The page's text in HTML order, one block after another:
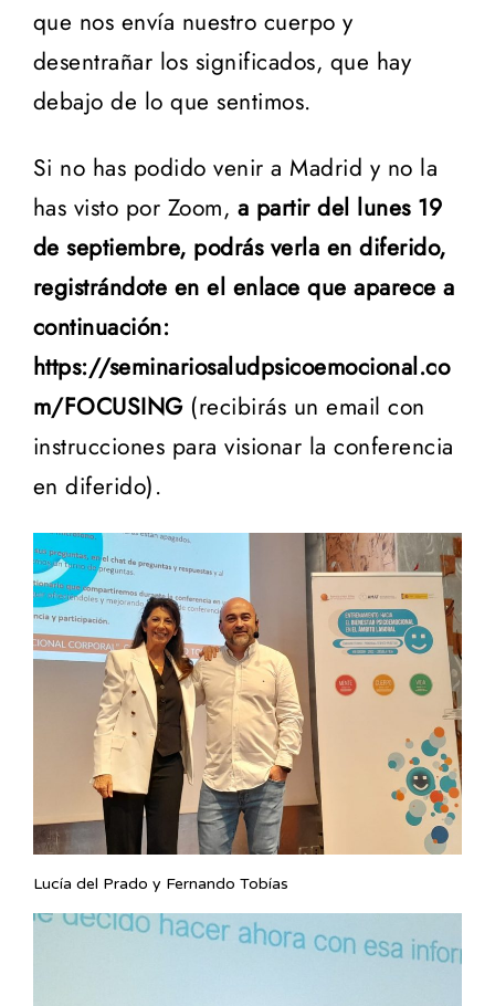
que nos envía nuestro cuerpo y
desentrañar los significados, que hay
debajo de lo que sentimos.
Si no has podido venir a Madrid y no la
has visto por Zoom, a partir del lunes 19
de septiembre, podrás verla en diferido,
registrándote en el enlace que aparece a
continuación:
https://seminariosaludpsicoemocional.co
m/FOCUSING (recibirás un email con
instrucciones para visionar la conferencia
en diferido).
Lucía del Prado y Fernando Tobías